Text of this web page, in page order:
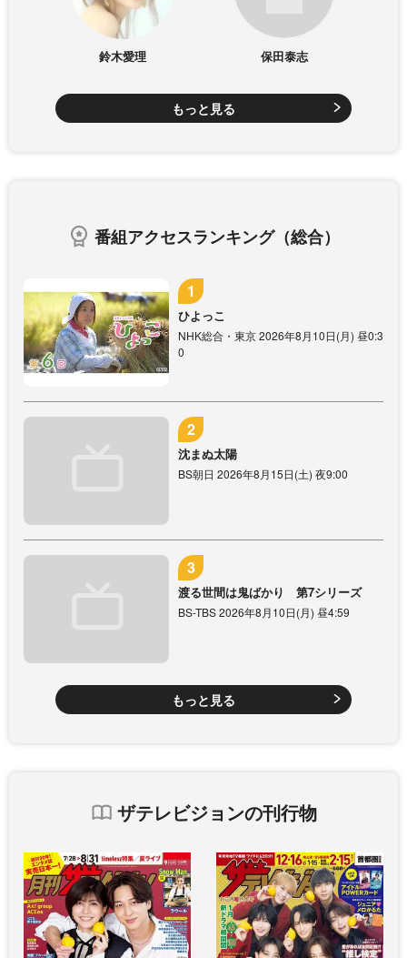
鈴木愛理 保田泰志
もっと見る
番組アクセスランキング（総合）
ひよっこ
NHK総合・東京 2026年8月10日(月) 昼0:3
0
沈まぬ太陽
BS朝日 2026年8月15日(土) 夜9:00
渡る世間は鬼ばかり 第7シリーズ
BS-TBS 2026年8月10日(月) 昼4:59
もっと見る
ザテレビジョンの刊行物